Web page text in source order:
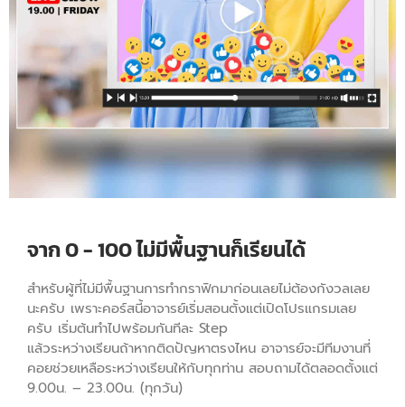
จาก 0 - 100 ไม่มีพื้นฐานก็เรียนได้
สำหรับผู้ที่ไม่มีพื้นฐานการทำกราฟิกมาก่อนเลยไม่ต้องกังวลเลย
นะครับ เพราะคอร์สนี้อาจารย์เริ่มสอนตั้งแต่เปิดโปรแกรมเลย
ครับ เริ่มต้นทำไปพร้อมกันทีละ Step
แล้วระหว่างเรียนถ้าหากติดปัญหาตรงไหน อาจารย์จะมีทีมงานที่
คอยช่วยเหลือระหว่างเรียนให้กับทุกท่าน สอบถามได้ตลอดตั้งแต่
9.00น. – 23.00น. (ทุกวัน)